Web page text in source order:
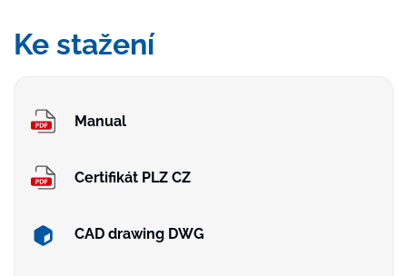
Ke stažení
Manual
Certifikát PLZ CZ
CAD drawing DWG